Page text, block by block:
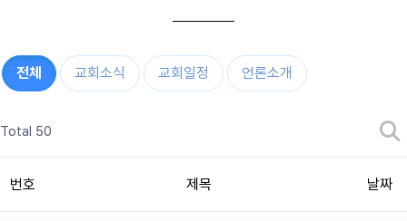
전체 교회소식 교회일정 언론소개
Total 50
번호 제목 날짜